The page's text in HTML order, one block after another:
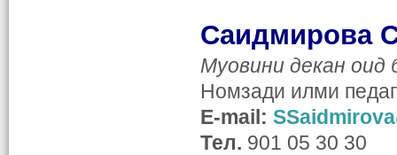
Саидмирова
Муовини декан оид
Номзади илми
E-mail:
Тел. 901 05 30 30